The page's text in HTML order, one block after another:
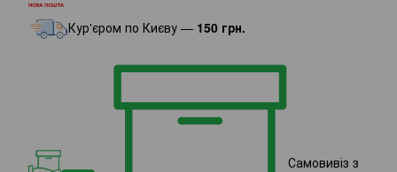
Кур'єром по Києву — 150 грн.
Самовивіз з